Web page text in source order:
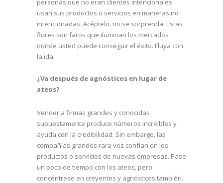
personas que no eran clientes intencionales
usan sus productos o servicios en maneras no
intencionadas. Acéptelo, no se sorprenda. Estas
flores son faros que iluminan los mercados
donde usted puede conseguir el éxito. Fluya con
la ida.
¿Va después de agnósticos en lugar de
ateos?
Vender a firmas grandes y conocidas
supuestamente produce números increíbles y
ayuda con la credibilidad. Sin embargo, las
compañías grandes rara vez confían en los
productos o servicios de nuevas empresas. Pase
un poco de tiempo con los ateos, pero
concéntrese en creyentes y agnósticos también.